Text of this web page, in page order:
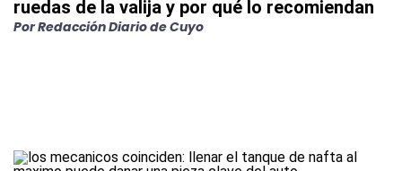
ruedas de la valija y por qué lo recomiendan
PorRedacción Diario de Cuyo